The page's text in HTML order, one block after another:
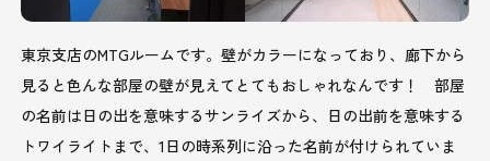
東京支店のMTGルームです。壁がカラーになっており、廊下から
見ると色んな部屋の壁が見えてとてもおしゃれなんです！ 部屋
の名前は日の出を意味するサンライズから、日の出前を意味する
トワイライトまで、1日の時系列に沿った名前が付けられていま